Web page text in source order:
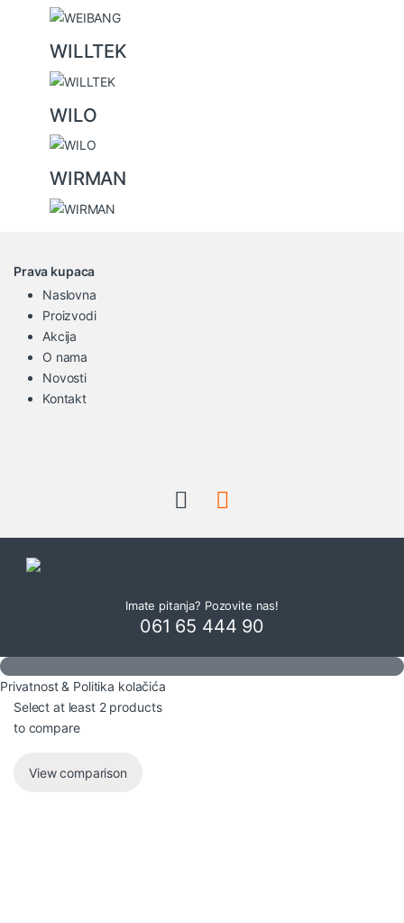
WILLTEK
WILO
WIRMAN
Prava kupaca
Naslovna
Proizvodi
Akcija
O nama
Novosti
Kontakt
Imate pitanja? Pozovite nas!
061 65 444 90
Privatnost & Politika kolačića
Select at least 2 products
to compare
View comparison